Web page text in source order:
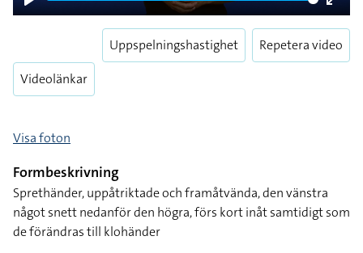
Play
Enter
Videolänkar
Uppspelningshastighet Repetera video
Visa foton
Formbeskrivning
Sprethänder, uppåtriktade och framåtvända, den vänstra
något snett nedanför den högra, förs kort inåt samtidigt som
de förändras till klohänder